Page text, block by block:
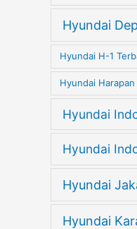
Hyundai
Hyundai H-1
Hyundai
Hyundai
Hyundai
Hyundai
Hyundai